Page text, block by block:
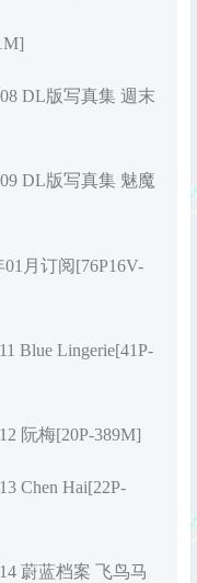
DL版写真集 週末
DL版写真集 魅魔
01月订阅[76P16V-
Blue Lingerie[41P-
阮梅[20P-389M]
Chen Hai[22P-
蔚蓝档案 飞鸟马